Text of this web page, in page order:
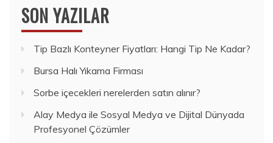
SON YAZILAR
Tip Bazlı Konteyner Fiyatları: Hangi Tip Ne Kadar?
Bursa Halı Yıkama Firması
Sorbe içecekleri nerelerden satın alınır?
Alay Medya ile Sosyal Medya ve Dijital Dünyada
Profesyonel Çözümler